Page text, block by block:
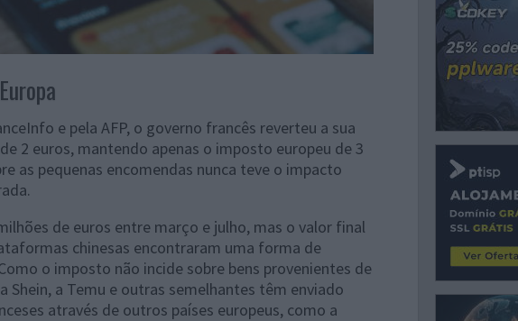
e pela AFP, o governo francês reverteu a sua
2 euros, mantendo apenas o imposto europeu de 3
as pequenas encomendas nunca teve o impacto
de euros entre março e julho, mas o valor final
chinesas encontraram uma forma de
o imposto não incide sobre bens provenientes de
Shein, a Temu e outras semelhantes têm enviado
através de outros países europeus, como a